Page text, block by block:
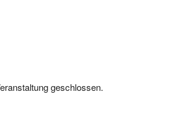
geschlossen.